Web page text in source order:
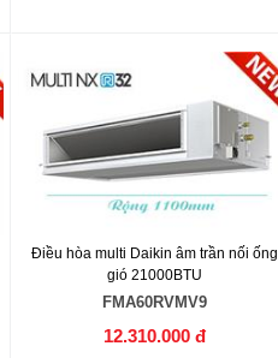
Điều hòa multi Daikin âm trần nối ống
gió 21000BTU
FMA60RVMV9
12.310.000 đ